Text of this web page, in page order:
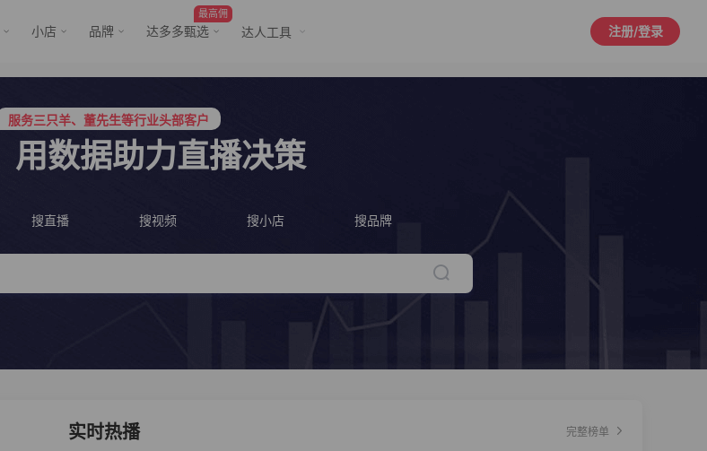
小店 品牌
最高佣
达多多甄选 达人工具 注册/登录
服务三只羊、董先生等行业头部客户
行业价格屠夫，年卡会员低至798/年
用数据助力直播决策
搜直播 搜视频 搜小店 搜品牌
实时热播 完整榜单